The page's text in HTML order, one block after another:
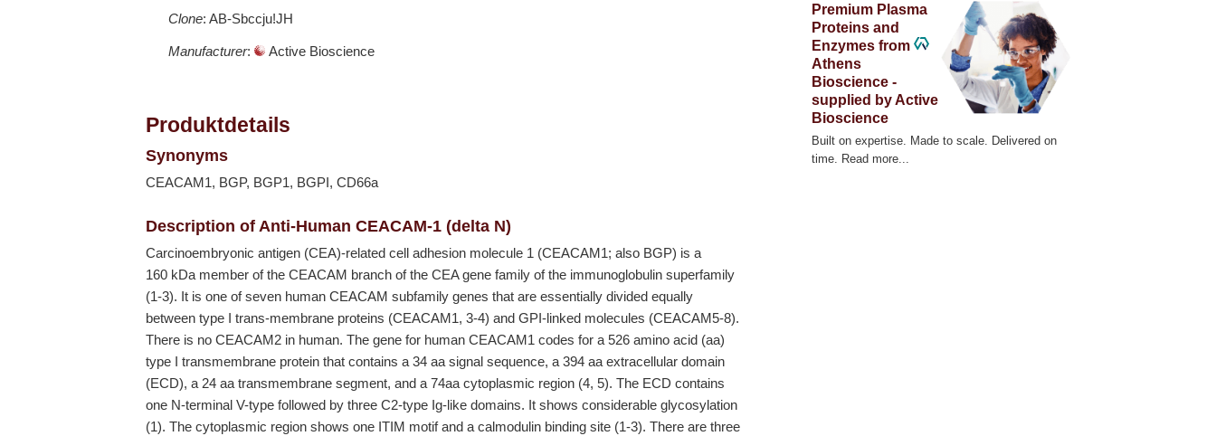
Premium Plasma
Proteins and
Enzymes from
Athens
Bioscience -
supplied by Active
Bioscience
Built on expertise. Made to scale. Delivered on
time. Read more...
Clone: AB-Sbccju!JH
Manufacturer: Active Bioscience
Produktdetails
Synonyms
CEACAM1, BGP, BGP1, BGPI, CD66a
Description of Anti-Human CEACAM-1 (delta N)
Carcinoembryonic antigen (CEA)-related cell adhesion molecule 1 (CEACAM1; also BGP) is a
160 kDa member of the CEACAM branch of the CEA gene family of the immunoglobulin superfamily
(1-3). It is one of seven human CEACAM subfamily genes that are essentially divided equally
between type I trans-membrane proteins (CEACAM1, 3-4) and GPI-linked molecules (CEACAM5-8).
There is no CEACAM2 in human. The gene for human CEACAM1 codes for a 526 amino acid (aa)
type I transmembrane protein that contains a 34 aa signal sequence, a 394 aa extracellular domain
(ECD), a 24 aa transmembrane segment, and a 74aa cytoplasmic region (4, 5). The ECD contains
one N-terminal V-type followed by three C2-type Ig-like domains. It shows considerable glycosylation
(1). The cytoplasmic region shows one ITIM motif and a calmodulin binding site (1-3). There are three